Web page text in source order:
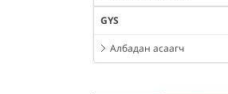
GYS
Албадан асаагч